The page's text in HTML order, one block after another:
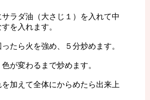
ラダ油（大さじ１）を入れて中
を入れます。
たら火を強め、５分炒めます。
が変わるまで炒めます。
を加えて全体にからめたら出来上